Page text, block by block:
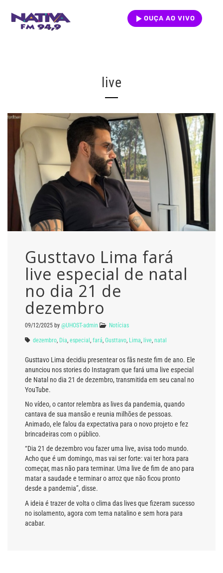
OUÇA AO VIVO
live
Gusttavo Lima fará
live especial de natal
no dia 21 de
dezembro
09/12/2025 by @UHOST-admin Notícias
dezembro Dia especial fará Gusttavo Lima live natal
Gusttavo Lima decidiu presentear os fãs neste fim de ano. Ele
anunciou nos stories do Instagram que fará uma live especial
de Natal no dia 21 de dezembro, transmitida em seu canal no
YouTube.
No vídeo, o cantor relembra as lives da pandemia, quando
cantava de sua mansão e reunia milhões de pessoas.
Animado, ele falou da expectativa para o novo projeto e fez
brincadeiras com o público.
“Dia 21 de dezembro vou fazer uma live, avisa todo mundo.
Acho que é um domingo, mas vai ser forte: vai ter hora para
começar, mas não para terminar. Uma live de fim de ano para
matar a saudade e terminar o arroz que não ficou pronto
desde a pandemia”, disse.
A ideia é trazer de volta o clima das lives que fizeram sucesso
no isolamento, agora com tema natalino e sem hora para
acabar.